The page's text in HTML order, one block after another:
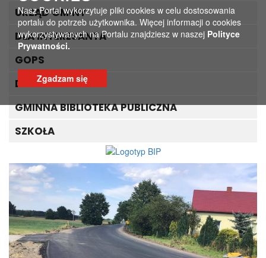
Nasz Portal wykorzytuje pliki cookies w celu dostosowania
portalu do potrzeb użytkownika. Więcej informacji o cookies
wykorzystywanych na Portalu znajdziesz w naszej Polityce
Prywatności.
Zgadzam się
URZĄD GMINY
DLA INTERESANTA
GOPS
DLA TURYSTY
GMINNA BIBLIOTEKA PUBLICZNA
SZKOŁA